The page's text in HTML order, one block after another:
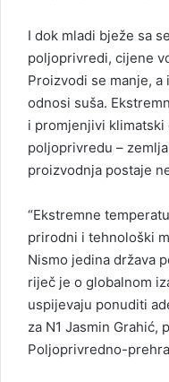
I dok mladi bježe sa
poljoprivredi, cijene
Proizvodi se manje,
odnosi suša.
i promjenjivi klimatski
poljoprivredu –
proizvodnja postaje
“Ekstremne
prirodni i tehnološki
Nismo jedina država
riječ je o globalnom
uspijevaju ponuditi
za N1 Jasmin Grahić,
Poljoprivredno-